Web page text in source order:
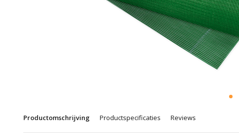
Productomschrijving Productspecificaties Reviews